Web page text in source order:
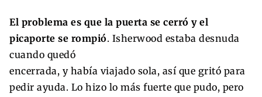
El problema es que la puerta se cerró y el
picaporte se rompió. Isherwood estaba desnuda
cuando quedó
encerrada, y había viajado sola, así que gritó para
pedir ayuda. Lo hizo lo más fuerte que pudo, pero